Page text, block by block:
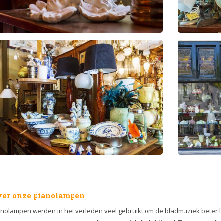
onze pianolampen
werden in het verleden veel gebruikt om de bladmuziek